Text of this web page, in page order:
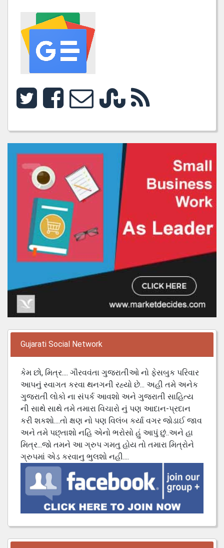
Gujarati Social Network
કેમ છો, મિત્ર.... ગૌરવવંતા ગુજરાતીઓ નો ફેસબુક પરિવાર
આપનું સ્વાગત કરવા થનગની રહ્યો છે... અહી તમે અનેક
ગુજરાતી લોકો ના સંપર્ક આવશો અને ગુજરાતી સાહિત્ય
ની સાથે સાથે તમે તમારા વિચારો નું પણ આદાન-પ્રદાન
કરી શકશો....તો ક્ષણ નો પણ વિલંબ કર્યા વગર જોડાઈ જાવ
અને તમે પછ્તાશો નહિ એનો ભરોસો હું આપું છું..અને હા
મિત્ર...જો તમને આ ગ્રુપ ગમતુ હોય તો તમારા મિત્રોને
ગ્રુપમાં એડ કરવાનુ ભુલશો નહી....